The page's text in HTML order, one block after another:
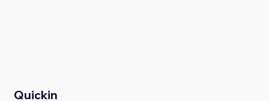
Quickin